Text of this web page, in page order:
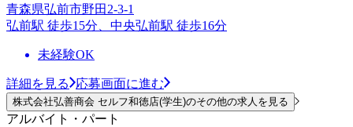
青森県弘前市野田2-3-1
弘前駅 徒歩15分、中央弘前駅 徒歩16分
未経験OK
詳細を見る 応募画面に進む
株式会社弘善商会 セルフ和徳店(学生)のその他の求人を見る
アルバイト・パート